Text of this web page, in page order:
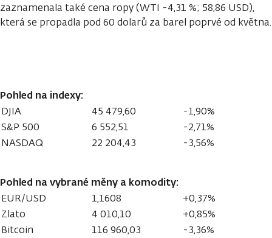
zaznamenala také cena ropy (WTI -4,31 %; 58,86 USD),
která se propadla pod 60 dolarů za barel poprvé od května.
Pohled na indexy:
DJIA 45 479,60
-1,90%
S&P 500
6 552,51
-2,71%
NASDAQ
22 204,43 -3,56%
Pohled na vybrané měny a komodity:
EUR/USD 1,1608
+0,37%
Zlato
4 010,10
+0,85%
Bitcoin
116 960,03
-3,36%